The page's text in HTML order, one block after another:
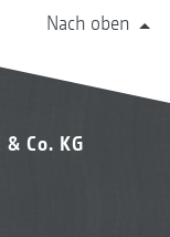
Nach oben
& Co. KG